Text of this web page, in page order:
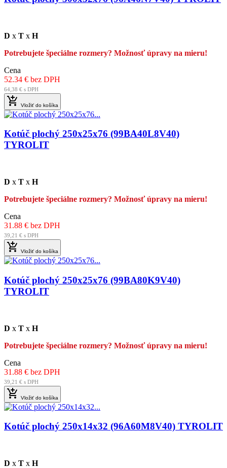
D x T x H
Potrebujete špeciálne rozmery? Možnosť úpravy na mieru!
Cena
52.34 € bez DPH
64,38 € s DPH
 Vložiť do košíka
Kotúč plochý 250x25x76 (99BA40L8V40)
TYROLIT
D x T x H
Potrebujete špeciálne rozmery? Možnosť úpravy na mieru!
Cena
31.88 € bez DPH
39,21 € s DPH
 Vložiť do košíka
Kotúč plochý 250x25x76 (99BA80K9V40)
TYROLIT
D x T x H
Potrebujete špeciálne rozmery? Možnosť úpravy na mieru!
Cena
31.88 € bez DPH
39,21 € s DPH
 Vložiť do košíka
Kotúč plochý 250x14x32 (96A60M8V40) TYROLIT
D x T x H